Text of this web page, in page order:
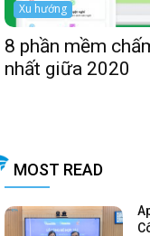
Xu hướng
8 phần mềm
nhất giữa 2020
MOST READ